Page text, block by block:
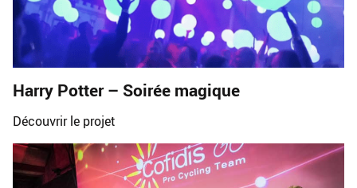
Harry Potter – Soirée magique
Découvrir le projet